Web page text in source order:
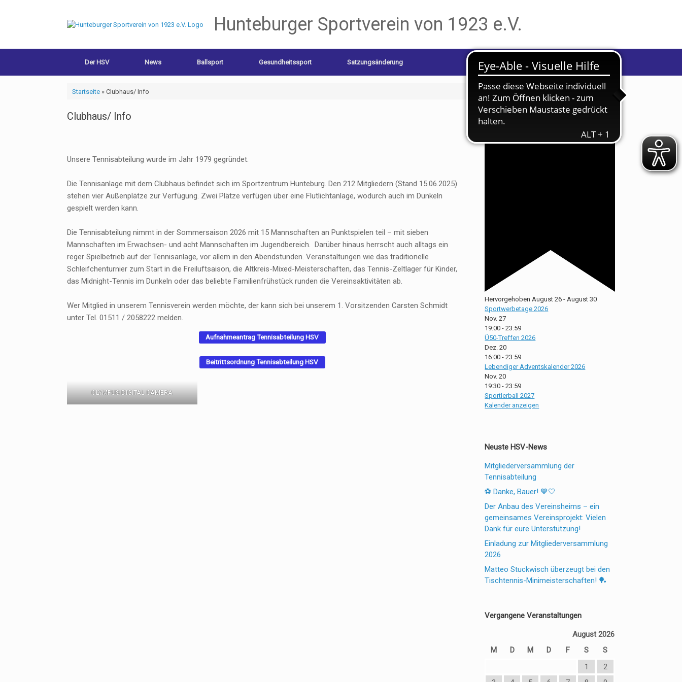
Hunteburger Sportverein von 1923 e.V.
Der HSV News Ballsport Gesundheitssport Satzungsänderung
Startseite» Clubhaus/ Info
Clubhaus/ Info
Unsere Tennisabteilung wurde im Jahr 1979 gegründet.
Die Tennisanlage mit dem Clubhaus befindet sich im Sportzentrum Hunteburg. Den 212 Mitgliedern (Stand 15.06.2025)
stehen vier Außenplätze zur Verfügung. Zwei Plätze verfügen über eine Flutlichtanlage, wodurch auch im Dunkeln
gespielt werden kann.
Die Tennisabteilung nimmt in der Sommersaison 2026 mit 15 Mannschaften an Punktspielen teil – mit sieben
Mannschaften im Erwachsen- und acht Mannschaften im Jugendbereich. Darüber hinaus herrscht auch alltags ein
reger Spielbetrieb auf der Tennisanlage, vor allem in den Abendstunden. Veranstaltungen wie das traditionelle
Schleifchenturnier zum Start in die Freiluftsaison, die Altkreis-Mixed-Meisterschaften, das Tennis-Zeltlager für Kinder,
das Midnight-Tennis im Dunkeln oder das beliebte Familienfrühstück runden die Vereinsaktivitäten ab.
Wer Mitglied in unserem Tennisverein werden möchte, der kann sich bei unserem 1. Vorsitzenden Carsten Schmidt
unter Tel. 01511 / 2058222 melden.
Aufnahmeantrag Tennisabteilung HSV
Beitrittsordnung Tennisabteilung HSV
OLYMPUS DIGITAL CAMERA
Bevorstehende Veranstaltungen
Aug. 26
Hervorgehoben August 26 - August 30
Sportwerbetage 2026
Nov.27
19:00 -23:59
Ü50-Treffen 2026
Dez.20
16:00 -23:59
Lebendiger Adventskalender 2026
Nov.20
19:30 -23:59
Sportlerball 2027
Kalender anzeigen
Neuste HSV-News
Mitgliederversammlung der
Tennisabteilung
⚽ Danke, Bauer! 💙🤍
Der Anbau des Vereinsheims – ein
gemeinsames Vereinsprojekt: Vielen
Dank für eure Unterstützung!
Einladung zur Mitgliederversammlung
2026
Matteo Stuckwisch überzeugt bei den
Tischtennis-Minimeisterschaften! 🏓
Vergangene Veranstaltungen
August 2026
M
D M D F S
S
1
2